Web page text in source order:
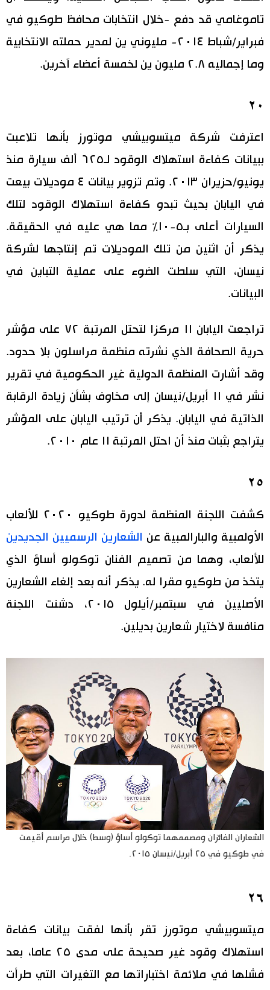
تاموغامي قد دفع -خلال انتخابات محافظ طوكيو في
فبراير/شباط ٢٠١٤- مليوني ين لمدير حملته الانتخابية
وما إجماليه ٢.٨ مليون ين لخمسة أعضاء آخرين.
٢٠
اعترفت شركة ميتسوبيشي موتورز بأنها تلاعبت
ببيانات كفاءة استهلاك الوقود لـ٦٢٥ ألف سيارة منذ
يونيو/حزيران ٢٠١٣. وتم تزوير بيانات ٤ موديلات بيعت
في اليابان بحيث تبدو كفاءة استهلاك الوقود لتلك
السيارات أعلى بـ٥-١٠٪ مما هي عليه في الحقيقة.
يذكر أن اثنين من تلك الموديلات تم إنتاجها لشركة
نيسان، التي سلطت الضوء على عملية التباين في
البيانات.
تراجعت اليابان ١١ مركزا لتحتل المرتبة ٧٢ على مؤشر
حرية الصحافة الذي نشرته منظمة مراسلون بلا حدود.
وقد أشارت المنظمة الدولية غير الحكومية في تقرير
نشر في ١١ أبريل/نيسان إلى مخاوف بشأن زيادة الرقابة
الذاتية في اليابان. يذكر أن ترتيب اليابان على المؤشر
يتراجع بثبات منذ أن احتل المرتبة ١١ عام ٢٠١٠.
٢٥
كشفت اللجنة المنظمة لدورة طوكيو ٢٠٢٠ للألعاب
الأولمبية والبارالمبية عن الشعارين الرسميين الجديدين
للألعاب، وهما من تصميم الفنان توكولو أساؤ الذي
يتخذ من طوكيو مقرا له. يذكر أنه بعد إلغاء الشعارين
الأصليين في سبتمبر/أيلول ٢٠١٥، دشنت اللجنة
منافسة لاختيار شعارين بديلين.
الشعاران الفائزان ومصممهما توكولو أساؤ (وسط) خلال مراسم أقيمت
في طوكيو في ٢٥ أبريل/نيسان ٢٠١٥.
٢٦
ميتسوبيشي موتورز تقر بأنها لفقت بيانات كفاءة
استهلاك وقود غير صحيحة على مدى ٢٥ عاما، بعد
فشلها في ملائمة اختباراتها مع التغيرات التي طرأت